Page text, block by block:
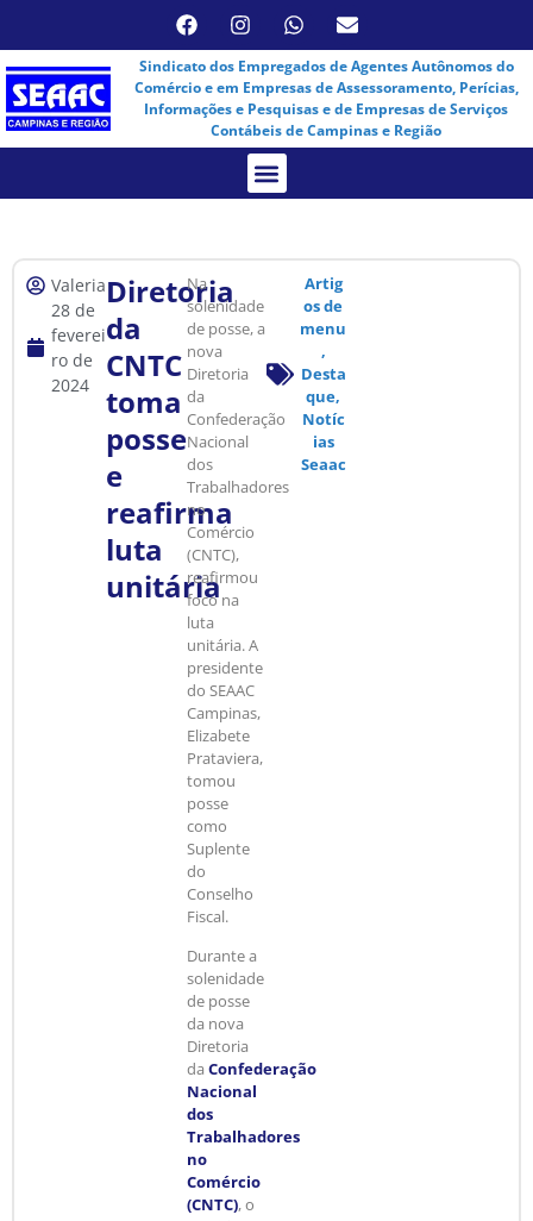
Sindicato dos Empregados de Agentes Autônomos do
Comércio e em Empresas de Assessoramento, Perícias,
Informações e Pesquisas e de Empresas de Serviços
Contábeis de Campinas e Região
Valeria
28 de
feverei
ro de
2024
Diretoria
da
CNTC
toma
posse
e
reafirma
luta
unitária
Na
solenidade
de posse, a
nova
Diretoria
da
Confederação
Nacional
dos
Trabalhadores
no
Comércio
(CNTC),
reafirmou
foco na
luta
unitária. A
presidente
do SEAAC
Campinas,
Elizabete
Prataviera,
tomou
posse
como
Suplente
do
Conselho
Fiscal.
Durante a
solenidade
de posse
da nova
Diretoria
da Confederação
Nacional
dos
Trabalhadores
no
Comércio
(CNTC), o
Artig
os de
menu
,
Desta
que,
Notíc
ias
Seaac